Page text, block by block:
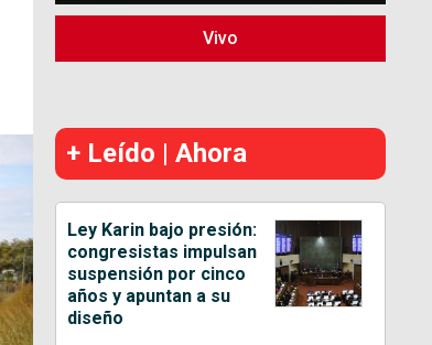
Vivo
+ Leído | Ahora
Ley Karin bajo presión:
congresistas impulsan
suspensión por cinco
años y apuntan a su
diseño